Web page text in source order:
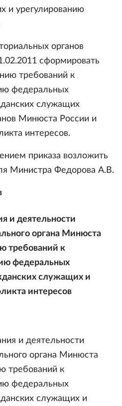
и урегулированию
органов
сформировать
требований к
федеральных
служащих
Минюста России и
интересов.
приказа возложить
Министра Федорова А.В.
и деятельности
органа Минюста
требований к
федеральных
служащих и
интересов
и деятельности
органа Минюста
требований к
федеральных
служащих и